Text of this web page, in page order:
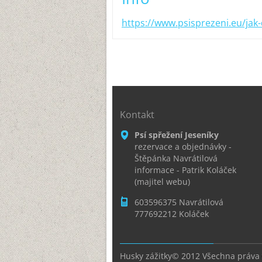
https://www.psisprezeni.eu/
Kontakt
Psí spřežení Jeseníky
rezervace a objednávky -
Štěpánka Navrátilová
informace - Patrik Koláček
(majitel webu)
603596375 Navrátilová
777692212 Koláček
Husky zážitky© 2012 Všechna